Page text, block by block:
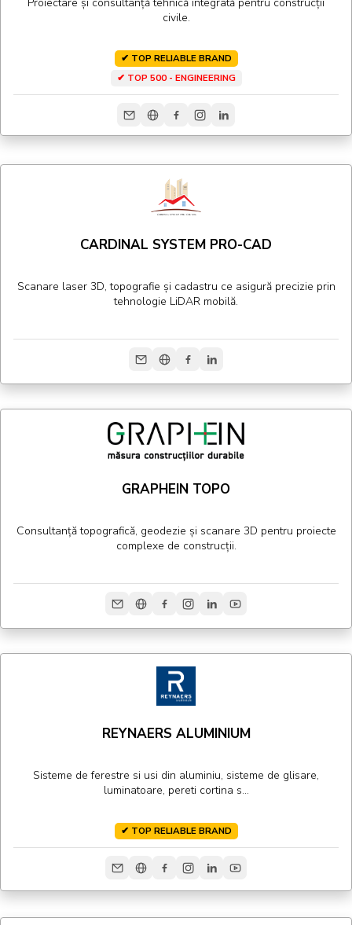
Proiectare și consultanță tehnică integrată pentru construcții
civile.
✔ TOP RELIABLE BRAND
✔ TOP 500 - ENGINEERING
CARDINAL SYSTEM PRO-CAD
Scanare laser 3D, topografie și cadastru ce asigură precizie prin
tehnologie LiDAR mobilă.
GRAPHEIN TOPO
Consultanță topografică, geodezie și scanare 3D pentru proiecte
complexe de construcții.
REYNAERS ALUMINIUM
Sisteme de ferestre si usi din aluminiu, sisteme de glisare,
luminatoare, pereti cortina s...
✔ TOP RELIABLE BRAND